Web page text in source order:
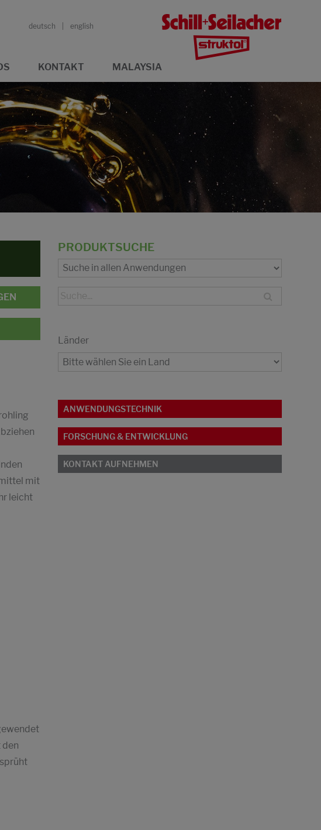
deutsch english
KONTAKT MALAYSIA
mit
leicht
den
PRODUKTSUCHE
Länder
ANWENDUNGSTECHNIK
FORSCHUNG & ENTWICKLUNG
KONTAKT AUFNEHMEN